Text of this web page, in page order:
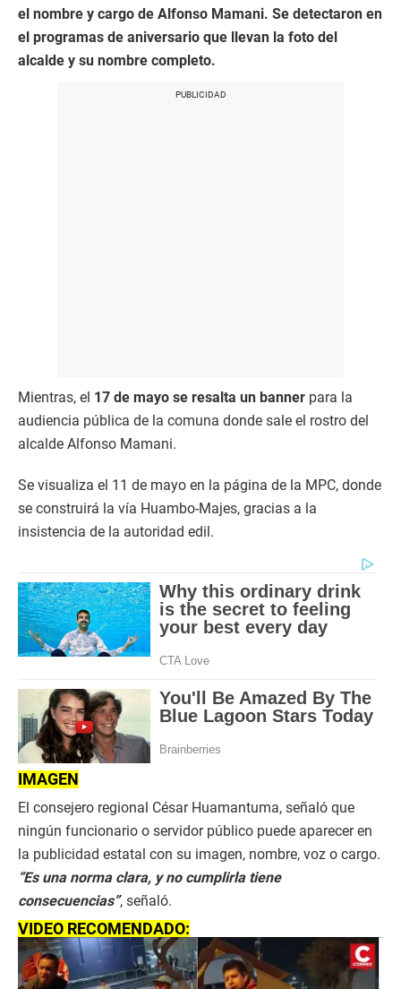
el nombre y cargo de Alfonso Mamani. Se detectaron en
el programas de aniversario que llevan la foto del
alcalde y su nombre completo.
Mientras, el 17 de mayo se resalta un banner para la
audiencia pública de la comuna donde sale el rostro del
alcalde Alfonso Mamani.
Se visualiza el 11 de mayo en la página de la MPC, donde
se construirá la vía Huambo-Majes, gracias a la
insistencia de la autoridad edil.
IMAGEN
El consejero regional César Huamantuma, señaló que
ningún funcionario o servidor público puede aparecer en
la publicidad estatal con su imagen, nombre, voz o cargo.
“Es una norma clara, y no cumplirla tiene
consecuencias”, señaló.
VIDEO RECOMENDADO: